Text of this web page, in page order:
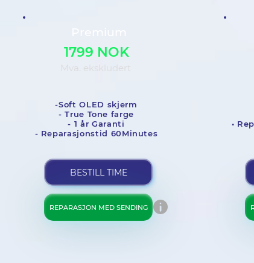
1799 NOK
Mva. ekskludert
-Soft OLED skjerm
- True Tone farge
- 1 år Garanti
- Reparasjonstid 60Minutes
BESTILL TIME
REPARASJON MED SENDING
•